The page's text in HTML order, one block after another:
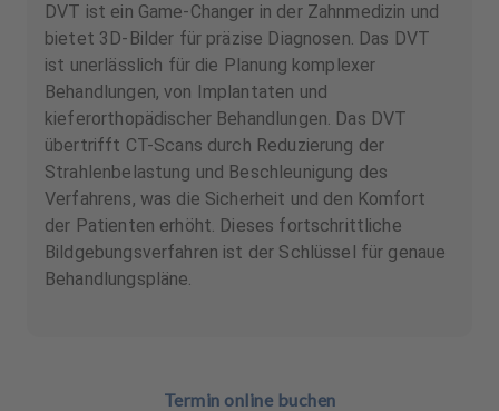
DVT ist ein Game-Changer in der Zahnmedizin und
bietet 3D-Bilder für präzise Diagnosen. Das DVT
ist unerlässlich für die Planung komplexer
Behandlungen, von Implantaten und
kieferorthopädischer Behandlungen. Das DVT
übertrifft CT-Scans durch Reduzierung der
Strahlenbelastung und Beschleunigung des
Verfahrens, was die Sicherheit und den Komfort
der Patienten erhöht. Dieses fortschrittliche
Bildgebungsverfahren ist der Schlüssel für genaue
Behandlungspläne.
Termin online buchen